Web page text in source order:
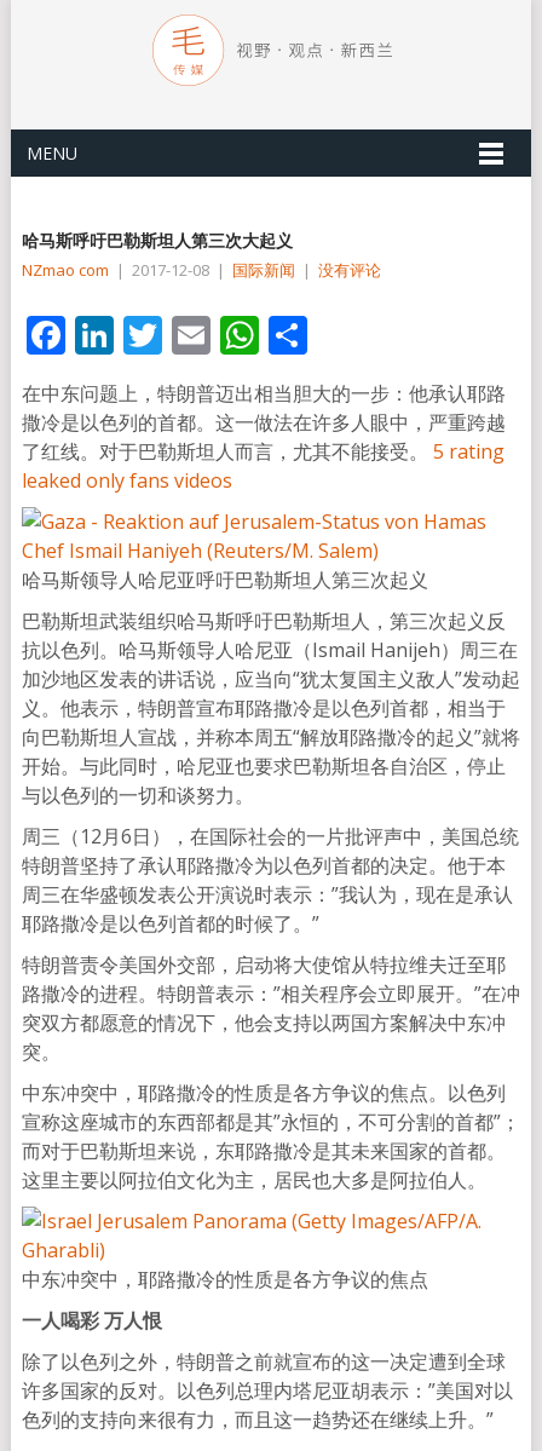
MENU
哈马斯呼吁巴勒斯坦人第三次大起义
NZmao com | 2017-12-08 | 国际新闻 | 没有评论
Facebook
LinkedIn
Twitter
EmailWhatsApp
分
享
在中东问题上，特朗普迈出相当胆大的一步：他承认耶路
撒冷是以色列的首都。这一做法在许多人眼中，严重跨越
了红线。对于巴勒斯坦人而言，尤其不能接受。 5 rating
leaked only fans videos
哈马斯领导人哈尼亚呼吁巴勒斯坦人第三次起义
巴勒斯坦武装组织哈马斯呼吁巴勒斯坦人，第三次起义反
抗以色列。哈马斯领导人哈尼亚（Ismail Hanijeh）周三在
加沙地区发表的讲话说，应当向“犹太复国主义敌人”发动起
义。他表示，特朗普宣布耶路撒冷是以色列首都，相当于
向巴勒斯坦人宣战，并称本周五“解放耶路撒冷的起义”就将
开始。与此同时，哈尼亚也要求巴勒斯坦各自治区，停止
与以色列的一切和谈努力。
周三（12月6日），在国际社会的一片批评声中，美国总统
特朗普坚持了承认耶路撒冷为以色列首都的决定。他于本
周三在华盛顿发表公开演说时表示：”我认为，现在是承认
耶路撒冷是以色列首都的时候了。”
特朗普责令美国外交部，启动将大使馆从特拉维夫迁至耶
路撒冷的进程。特朗普表示：”相关程序会立即展开。”在冲
突双方都愿意的情况下，他会支持以两国方案解决中东冲
突。
中东冲突中，耶路撒冷的性质是各方争议的焦点。以色列
宣称这座城市的东西部都是其”永恒的，不可分割的首都”；
而对于巴勒斯坦来说，东耶路撒冷是其未来国家的首都。
这里主要以阿拉伯文化为主，居民也大多是阿拉伯人。
中东冲突中，耶路撒冷的性质是各方争议的焦点
一人喝彩 万人恨
除了以色列之外，特朗普之前就宣布的这一决定遭到全球
许多国家的反对。以色列总理内塔尼亚胡表示：”美国对以
色列的支持向来很有力，而且这一趋势还在继续上升。”